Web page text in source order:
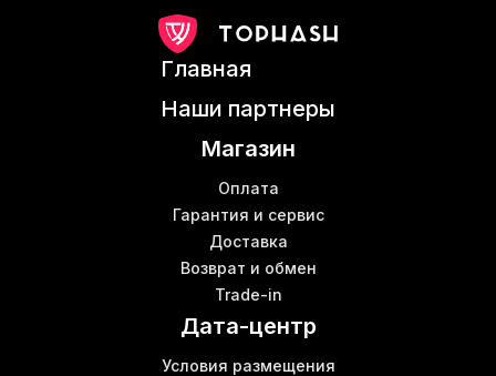
Шумовой бокс для асика
Шумоизоляция для асика
Купить wifi роутер в Украине
Купить оборудование для майнинга в Украине
Вай фай роутер купить
Главная
Наши партнеры
Магазин
Оплата
Гарантия и сервис
Доставка
Возврат и обмен
Trade-in
Дата-центр
Условия размещения